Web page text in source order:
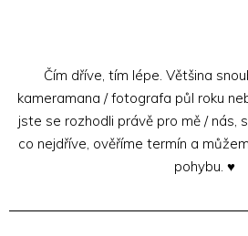
Čím dříve, tím lépe. Většina
kameramana / fotografa půl roku
jste se rozhodli právě pro mě / nás,
co nejdříve, ověříme termín a
pohybu. ♥